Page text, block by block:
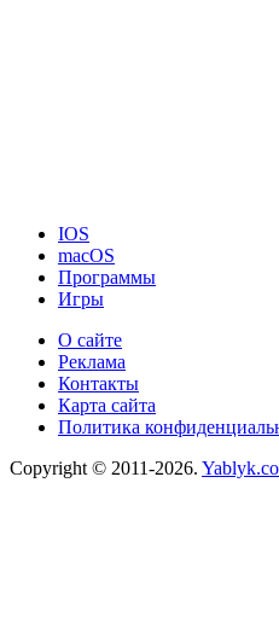
IOS
macOS
Программы
Игры
О сайте
Реклама
Контакты
Карта сайта
Политика
Copyright © 2011-2026.